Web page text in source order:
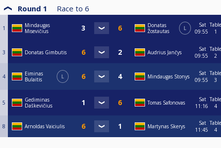
Round 1 Race to 6
1
Mindaugas
Misevičius
Donatas
Žostautas
L
Sat
09:55
Table
1
3 Donatas Gimbutis Audrius Jančys
Sat
09:55
Table
2
4
Eiminas
Bulaitis
L Mindaugas Stonys
Sat
09:55
Table
3
5
Gediminas
Daškevičius
Tomas Safonovas
Sat
11:16
Table
4
8 Arnoldas Vaiciulis Martynas Skerys
Sat
11:45
Table
4